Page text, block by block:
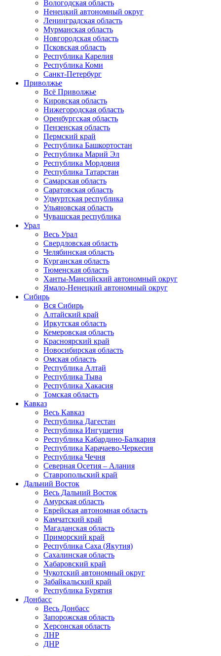
Вологодская область
Ненецкий автономный округ
Ленинградская область
Мурманская область
Новгородская область
Псковская область
Республика Карелия
Республика Коми
Санкт-Петербург
Приволжье
Всё Приволжье
Кировская область
Нижегородская область
Оренбургская область
Пензенская область
Пермский край
Республика Башкортостан
Республика Марий Эл
Республика Мордовия
Республика Татарстан
Самарская область
Саратовская область
Удмуртская республика
Ульяновская область
Чувашская республика
Урал
Весь Урал
Свердловская область
Челябинская область
Курганская область
Тюменская область
Ханты-Мансийский автономный округ
Ямало-Ненецкий автономный округ
Сибирь
Вся Сибирь
Алтайский край
Иркутская область
Кемеровская область
Красноярский край
Новосибирская область
Омская область
Республика Алтай
Республика Тыва
Республика Хакасия
Томская область
Кавказ
Весь Кавказ
Республика Дагестан
Республика Ингушетия
Республика Кабардино-Балкария
Республика Карачаево-Черкесия
Республика Чечня
Северная Осетия – Алания
Ставропольский край
Дальний Восток
Весь Дальний Восток
Амурская область
Еврейская автономная область
Камчатский край
Магаданская область
Приморский край
Республика Саха (Якутия)
Сахалинская область
Хабаровский край
Чукотский автономный округ
Забайкальский край
Республика Бурятия
Донбасс
Весь Донбасс
Запорожская область
Херсонская область
ЛНР
ДНР